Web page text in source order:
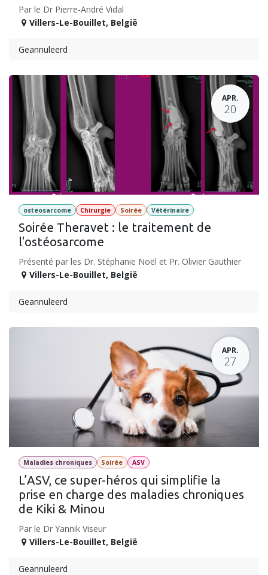
Par le Dr Pierre-André Vidal
Villers-Le-Bouillet, België
Geannuleerd
APR.
20
osteosarcome Chirurgie Soirée Vétérinaire
Soirée Theravet : le traitement de
l'ostéosarcome
Présenté par les Dr. Stéphanie Noël et Pr. Olivier Gauthier
Villers-Le-Bouillet, België
Geannuleerd
APR.
27
Maladies chroniques Soirée ASV
L’ASV, ce super-héros qui simplifie la
prise en charge des maladies chroniques
de Kiki & Minou
Par le Dr Yannik Viseur
Villers-Le-Bouillet, België
Geannuleerd